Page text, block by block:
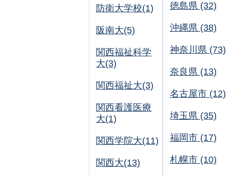
防衛大学校(1)
阪南大(5)
関西福祉科学
大(3)
関西福祉大(3)
関西看護医療
大(1)
関西学院大(11)
関西大(13)
徳島県 (32)
沖縄県 (38)
神奈川県 (73)
奈良県 (13)
名古屋市 (12)
埼玉県 (35)
福岡市 (17)
札幌市 (10)